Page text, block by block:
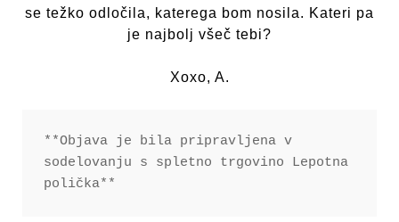
se težko odločila, katerega bom nosila. Kateri pa
je najbolj všeč tebi?
Xoxo, A.
**Objava je bila pripravljena v
sodelovanju s spletno trgovino Lepotna
polička**